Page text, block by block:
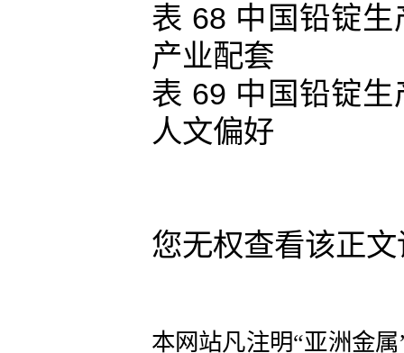
表 68 中国铅锭
产业配套
表 69 中国铅锭
人文偏好
您无权查看该正
本网站凡注明“亚洲金